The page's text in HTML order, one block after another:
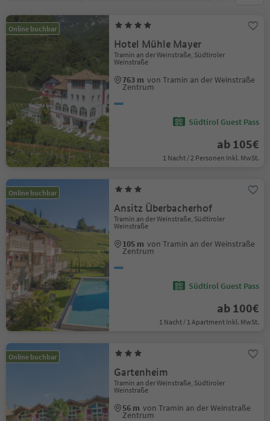
Online buchbar
Hotel Mühle Mayer
Tramin an der Weinstraße, Südtiroler
Weinstraße
763 m von Tramin an der Weinstraße
Zentrum
Südtirol Guest Pass
ab 105€
1 Nacht / 2 Personen Inkl. MwSt.
Online buchbar
Ansitz Überbacherhof
Tramin an der Weinstraße, Südtiroler
Weinstraße
105 m von Tramin an der Weinstraße
Zentrum
Südtirol Guest Pass
ab 100€
1 Nacht / 1 Apartment Inkl. MwSt.
Online buchbar
Gartenheim
Tramin an der Weinstraße, Südtiroler
Weinstraße
56 m von Tramin an der Weinstraße
Zentrum